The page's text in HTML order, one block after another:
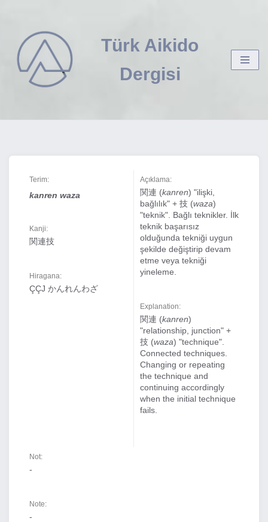
İçeriğe
geç
Türk Aikido
Dergisi
Terim:
kanren waza
Kanji:
関連技
Hiragana:
ÇÇJ かんれんわざ
Açıklama:
関連 (kanren) "ilişki,
bağlılık" + 技 (waza)
"teknik". Bağlı teknikler. İlk
teknik başarısız
olduğunda tekniği uygun
şekilde değiştirip devam
etme veya tekniği
yineleme.
Explanation:
関連 (kanren)
"relationship, junction" +
技 (waza) "technique".
Connected techniques.
Changing or repeating
the technique and
continuing accordingly
when the initial technique
fails.
Not:
-
Note:
-